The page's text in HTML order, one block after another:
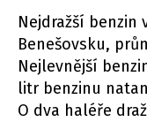
Nejdražší benzin
Benešovsku,
Nejlevnější
litr benzinu
O dva haléře